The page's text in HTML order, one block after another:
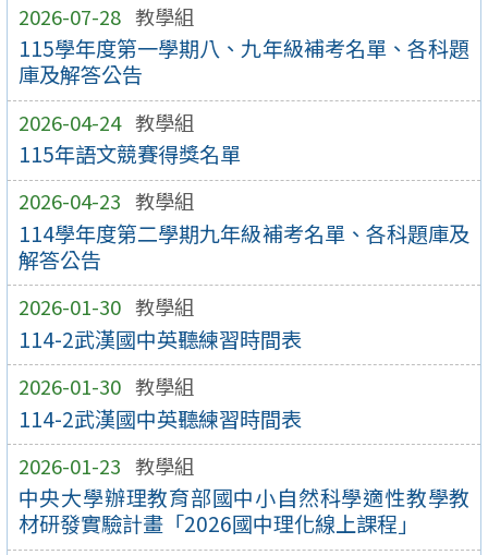
2026-07-28 教學組
115學年度第一學期八、九年級補考名單、各科題
庫及解答公告
2026-04-24 教學組
115年語文競賽得獎名單
2026-04-23 教學組
114學年度第二學期九年級補考名單、各科題庫及
解答公告
2026-01-30 教學組
114-2武漢國中英聽練習時間表
2026-01-30 教學組
114-2武漢國中英聽練習時間表
2026-01-23 教學組
中央大學辦理教育部國中小自然科學適性教學教
材研發實驗計畫「2026國中理化線上課程」